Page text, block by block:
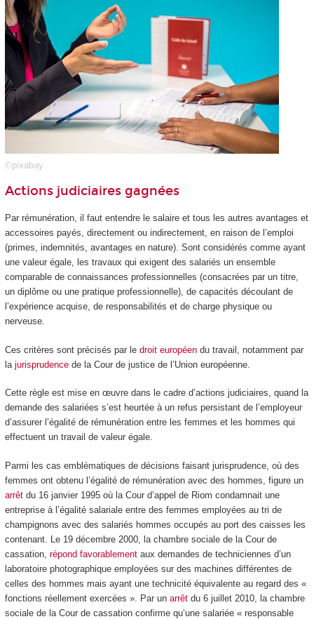
©pixabay
Actions judiciaires gagnées
Par rémunération, il faut entendre le salaire et tous les autres avantages et
accessoires payés, directement ou indirectement, en raison de l’emploi
(primes, indemnités, avantages en nature). Sont considérés comme ayant
une valeur égale, les travaux qui exigent des salariés un ensemble
comparable de connaissances professionnelles (consacrées par un titre,
un diplôme ou une pratique professionnelle), de capacités découlant de
l’expérience acquise, de responsabilités et de charge physique ou
nerveuse.
Ces critères sont précisés par le droit européendu travail, notamment par
la jurisprudencede la Cour de justice de l’Union européenne.
Cette règle est mise en œuvre dans le cadre d’actions judiciaires, quand la
demande des salariées s’est heurtée à un refus persistant de l’employeur
d’assurer l’égalité de rémunération entre les femmes et les hommes qui
effectuent un travail de valeur égale.
Parmi les cas emblématiques de décisions faisant jurisprudence, où des
femmes ont obtenu l’égalité de rémunération avec des hommes, figure un
arrêtdu 16 janvier 1995 où la Cour d’appel de Riom condamnait une
entreprise à l’égalité salariale entre des femmes employées au tri de
champignons avec des salariés hommes occupés au port des caisses les
contenant. Le 19 décembre 2000, la chambre sociale de la Cour de
cassation, répond favorablementaux demandes de techniciennes d’un
laboratoire photographique employées sur des machines différentes de
celles des hommes mais ayant une technicité équivalente au regard des «
fonctions réellement exercées ». Par un arrêtdu 6 juillet 2010, la chambre
sociale de la Cour de cassation confirme qu’une salariée « responsable